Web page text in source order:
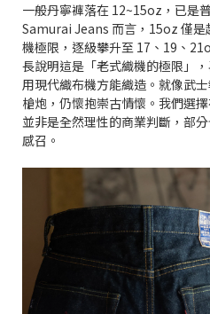
一般丹寧褲落在 12~15oz，已是
Samurai Jeans 而言，15oz 僅
機極限，逐級攀升至 17、19、
長說明這是「老式織機的極限」
用現代織布機方能織造。就像武
槍炮，仍懷抱崇古情懷。我們選
並非是全然理性的商業判斷，部
感召。